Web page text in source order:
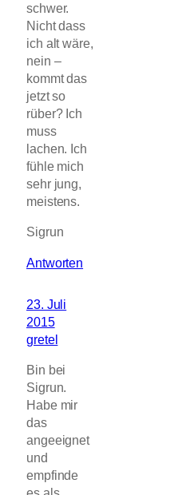
schwer.
Nicht dass
ich alt wäre,
nein –
kommt das
jetzt so
rüber? Ich
muss
lachen. Ich
fühle mich
sehr jung,
meistens.
Sigrun
Antworten
23. Juli
2015
gretel
Bin bei
Sigrun.
Habe mir
das
angeeignet
und
empfinde